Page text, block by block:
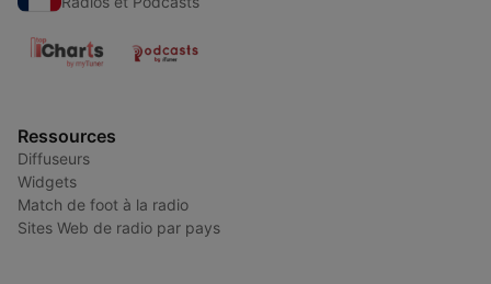
Ressources
Diffuseurs
Widgets
Match de foot à la radio
Sites Web de radio par pays